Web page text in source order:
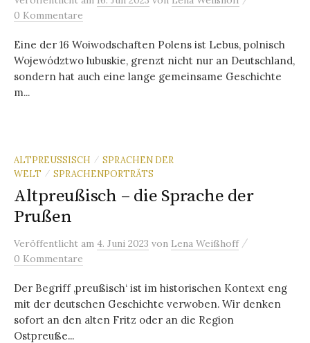
0 Kommentare
Eine der 16 Woiwodschaften Polens ist Lebus, polnisch
Województwo lubuskie, grenzt nicht nur an Deutschland,
sondern hat auch eine lange gemeinsame Geschichte
m...
ALTPREUSSISCH / SPRACHEN DER
WELT
/ SPRACHENPORTRÄTS
Altpreußisch – die Sprache der
Prußen
Veröffentlicht am 4. Juni 2023 von Lena Weißhoff /
0 Kommentare
Der Begriff ‚preußisch‘ ist im historischen Kontext eng
mit der deutschen Geschichte verwoben. Wir denken
sofort an den alten Fritz oder an die Region
Ostpreuße...